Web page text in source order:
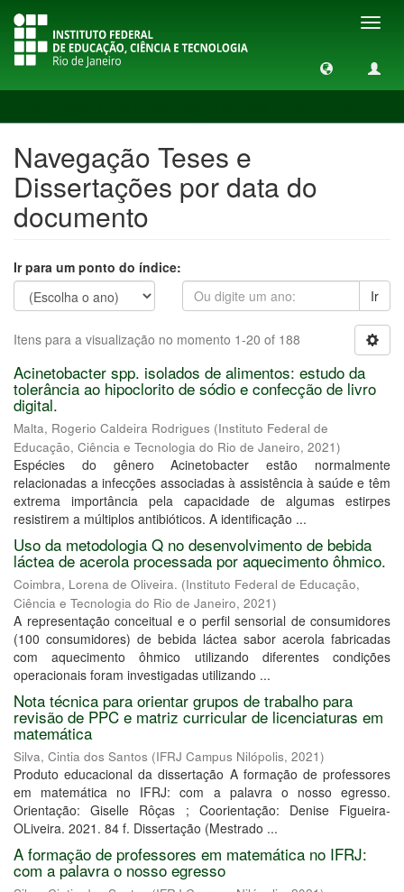
Navegação Teses e
Dissertações por data do
documento
Ir para um ponto do índice:
Ir
Itens para a visualização no momento 1-20 of 188
Acinetobacter spp. isolados de alimentos: estudo da
tolerância ao hipoclorito de sódio e confecção de livro
digital.
Malta, Rogerio Caldeira Rodrigues (Instituto Federal de
Educação, Ciência e Tecnologia do Rio de Janeiro, 2021)
Espécies do gênero Acinetobacter estão normalmente
relacionadas a infecções associadas à assistência à saúde e têm
extrema importância pela capacidade de algumas estirpes
resistirem a múltiplos antibióticos. A identificação ...
Uso da metodologia Q no desenvolvimento de bebida
láctea de acerola processada por aquecimento ôhmico.
Coimbra, Lorena de Oliveira. (Instituto Federal de Educação,
Ciência e Tecnologia do Rio de Janeiro, 2021)
A representação conceitual e o perfil sensorial de consumidores
(100 consumidores) de bebida láctea sabor acerola fabricadas
com aquecimento ôhmico utilizando diferentes condições
operacionais foram investigadas utilizando ...
Nota técnica para orientar grupos de trabalho para
revisão de PPC e matriz curricular de licenciaturas em
matemática
Silva, Cintia dos Santos (IFRJ Campus Nilópolis, 2021)
Produto educacional da dissertação A formação de professores
em matemática no IFRJ: com a palavra o nosso egresso.
Orientação: Giselle Rôças ; Coorientação: Denise Figueira-
OLiveira. 2021. 84 f. Dissertação (Mestrado ...
A formação de professores em matemática no IFRJ:
com a palavra o nosso egresso